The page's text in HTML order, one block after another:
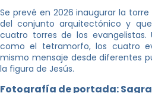
Se prevé en 2026 inaugurar la
del conjunto arquitectónico y
cuatro torres de los evangelistas.
como el tetramorfo, los cuatro
mismo mensaje desde diferentes
la figura de Jesús.
Fotografía de portada: